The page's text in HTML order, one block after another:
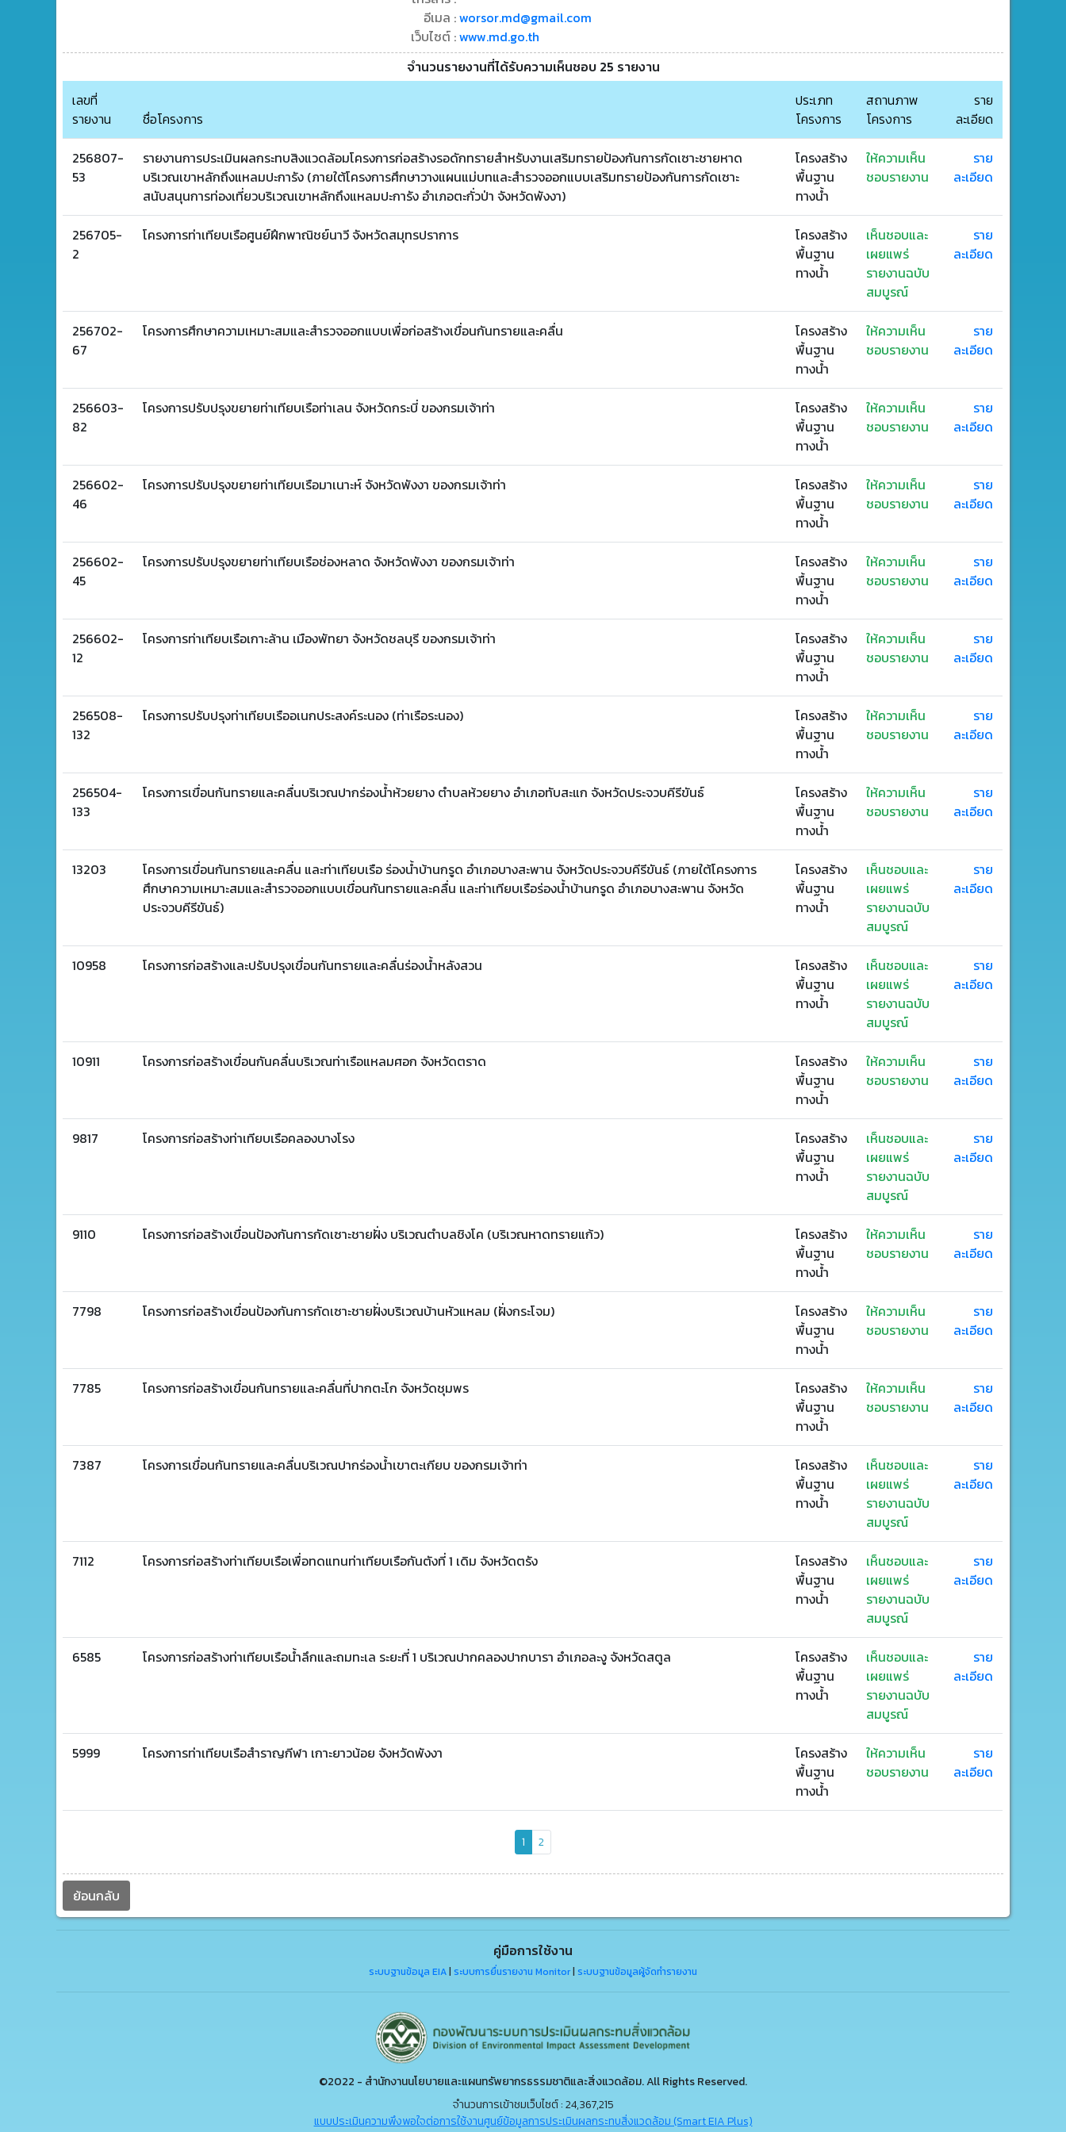
อีเมล :worsor.md@gmail.com
เว็บไซต์ :www.md.go.th
จำนวนรายงานที่ได้รับความเห็นชอบ 25 รายงาน
เลขที่
รายงาน
ชื่อโครงการ
ประเภท
โครงการ
สถานภาพ
โครงการ
ราย
ละเอียด
256807-
53
รายงานการประเมินผลกระทบสิงแวดล้อมโครงการก่อสร้างรอดักทรายสำหรับงานเสริมทรายป้องกันการกัดเซาะชายหาด
บริเวณเขาหลักถึงแหลมปะการัง (ภายใต้โครงการศึกษาวางแผนแม่บทและสำรวจออกแบบเสริมทรายป้องกันการกัดเซาะ
สนับสนุนการท่องเที่ยวบริเวณเขาหลักถึงแหลมปะการัง อำเภอตะกั่วป่า จังหวัดพังงา)
โครงสร้าง
พื้นฐาน
ทางน้ำ
ให้ความเห็น
ชอบรายงาน
ราย
ละเอียด
256705-
2
โครงการท่าเทียบเรือศูนย์ฝึกพาณิชย์นาวี จังหวัดสมุทรปราการ
โครงสร้าง
พื้นฐาน
ทางน้ำ
เห็นชอบและ
เผยแพร่
รายงานฉบับ
สมบูรณ์
ราย
ละเอียด
256702-
67
โครงการศึกษาความเหมาะสมและสำรวจออกแบบเพื่อก่อสร้างเขื่อนกันทรายและคลื่น
โครงสร้าง
พื้นฐาน
ทางน้ำ
ให้ความเห็น
ชอบรายงาน
ราย
ละเอียด
256603-
82
โครงการปรับปรุงขยายท่าเทียบเรือท่าเลน จังหวัดกระบี่ ของกรมเจ้าท่า
โครงสร้าง
พื้นฐาน
ทางน้ำ
ให้ความเห็น
ชอบรายงาน
ราย
ละเอียด
256602-
46
โครงการปรับปรุงขยายท่าเทียบเรือมาเนาะห์ จังหวัดพังงา ของกรมเจ้าท่า
โครงสร้าง
พื้นฐาน
ทางน้ำ
ให้ความเห็น
ชอบรายงาน
ราย
ละเอียด
256602-
45
โครงการปรับปรุงขยายท่าเทียบเรือช่องหลาด จังหวัดพังงา ของกรมเจ้าท่า
โครงสร้าง
พื้นฐาน
ทางน้ำ
ให้ความเห็น
ชอบรายงาน
ราย
ละเอียด
256602-
12
โครงการท่าเทียบเรือเกาะล้าน เมืองพัทยา จังหวัดชลบุรี ของกรมเจ้าท่า
โครงสร้าง
พื้นฐาน
ทางน้ำ
ให้ความเห็น
ชอบรายงาน
ราย
ละเอียด
256508-
132
โครงการปรับปรุงท่าเทียบเรืออเนกประสงค์ระนอง (ท่าเรือระนอง)
โครงสร้าง
พื้นฐาน
ทางน้ำ
ให้ความเห็น
ชอบรายงาน
ราย
ละเอียด
256504-
133
โครงการเขื่อนกันทรายและคลื่นบริเวณปากร่องน้ำห้วยยาง ตำบลห้วยยาง อำเภอทับสะแก จังหวัดประจวบคีรีขันธ์
โครงสร้าง
พื้นฐาน
ทางน้ำ
ให้ความเห็น
ชอบรายงาน
ราย
ละเอียด
13203
โครงการเขื่อนกันทรายและคลื่น และท่าเทียบเรือ ร่องน้ำบ้านกรูด อำเภอบางสะพาน จังหวัดประจวบคีรีขันธ์ (ภายใต้โครงการ
ศึกษาความเหมาะสมและสำรวจออกแบบเขื่อนกันทรายและคลื่น และท่าเทียบเรือร่องน้ำบ้านกรูด อำเภอบางสะพาน จังหวัด
ประจวบคีรีขันธ์)
โครงสร้าง
พื้นฐาน
ทางน้ำ
เห็นชอบและ
เผยแพร่
รายงานฉบับ
สมบูรณ์
ราย
ละเอียด
10958 โครงการก่อสร้างและปรับปรุงเขื่อนกันทรายและคลื่นร่องน้ำหลังสวน
โครงสร้าง
พื้นฐาน
ทางน้ำ
เห็นชอบและ
เผยแพร่
รายงานฉบับ
สมบูรณ์
ราย
ละเอียด
10911 โครงการก่อสร้างเขื่อนกันคลื่นบริเวณท่าเรือแหลมศอก จังหวัดตราด
โครงสร้าง
พื้นฐาน
ทางน้ำ
ให้ความเห็น
ชอบรายงาน
ราย
ละเอียด
9817 โครงการก่อสร้างท่าเทียบเรือคลองบางโรง
โครงสร้าง
พื้นฐาน
ทางน้ำ
เห็นชอบและ
เผยแพร่
รายงานฉบับ
สมบูรณ์
ราย
ละเอียด
9110 โครงการก่อสร้างเขื่อนป้องกันการกัดเซาะชายฝั่ง บริเวณตำบลชิงโค (บริเวณหาดทรายแก้ว)
โครงสร้าง
พื้นฐาน
ทางน้ำ
ให้ความเห็น
ชอบรายงาน
ราย
ละเอียด
7798 โครงการก่อสร้างเขื่อนป้องกันการกัดเซาะชายฝั่งบริเวณบ้านหัวแหลม (ฝั่งกระโจม)
โครงสร้าง
พื้นฐาน
ทางน้ำ
ให้ความเห็น
ชอบรายงาน
ราย
ละเอียด
7785 โครงการก่อสร้างเขื่อนกันทรายและคลื่นที่ปากตะโก จังหวัดชุมพร
โครงสร้าง
พื้นฐาน
ทางน้ำ
ให้ความเห็น
ชอบรายงาน
ราย
ละเอียด
7387 โครงการเขื่อนกันทรายและคลื่นบริเวณปากร่องน้ำเขาตะเกียบ ของกรมเจ้าท่า
โครงสร้าง
พื้นฐาน
ทางน้ำ
เห็นชอบและ
เผยแพร่
รายงานฉบับ
สมบูรณ์
ราย
ละเอียด
7112 โครงการก่อสร้างท่าเทียบเรือเพื่อทดแทนท่าเทียบเรือกันตังที่ 1 เดิม จังหวัดตรัง
โครงสร้าง
พื้นฐาน
ทางน้ำ
เห็นชอบและ
เผยแพร่
รายงานฉบับ
สมบูรณ์
ราย
ละเอียด
6585 โครงการก่อสร้างท่าเทียบเรือน้ำลึกและถมทะเล ระยะที่ 1 บริเวณปากคลองปากบารา อำเภอละงู จังหวัดสตูล
โครงสร้าง
พื้นฐาน
ทางน้ำ
เห็นชอบและ
เผยแพร่
รายงานฉบับ
สมบูรณ์
ราย
ละเอียด
5999 โครงการท่าเทียบเรือสำราญกีฬา เกาะยาวน้อย จังหวัดพังงา
โครงสร้าง
พื้นฐาน
ทางน้ำ
ให้ความเห็น
ชอบรายงาน
ราย
ละเอียด
1 2
ย้อนกลับ
คู่มือการใช้งาน
ระบบฐานข้อมูล EIA ระบบการยื่นรายงาน Monitor ระบบฐานข้อมูลผู้จัดทำรายงาน
©2022 - สำนักงานนโยบายและแผนทรัพยากรธรรมชาติและสิ่งแวดล้อม. All Rights Reserved.
จำนวนการเข้าชมเว็บไซต์ : 24,367,215
แบบประเมินความพึงพอใจต่อการใช้งานศูนย์ข้อมูลการประเมินผลกระทบสิ่งแวดล้อม (Smart EIA Plus)